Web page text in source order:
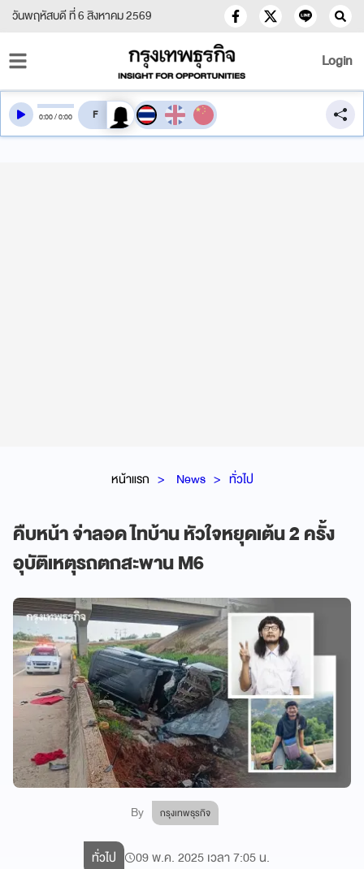
วันพฤหัสบดี ที่ 6 สิงหาคม 2569
Login
หน้าแรก News ทั่วไป
คืบหน้า จ่าลอด ไทบ้าน หัวใจหยุดเต้น 2 ครั้ง
อุบัติเหตุรถตกสะพาน M6
By กรุงเทพธุรกิจ
0:00/0:00 สลับเสียงอ่าน
ทั่วไป 09 พ.ค. 2025 เวลา 7:05 น.